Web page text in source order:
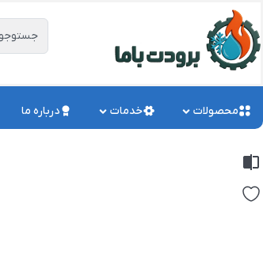
محصولات خدمات درباره ما